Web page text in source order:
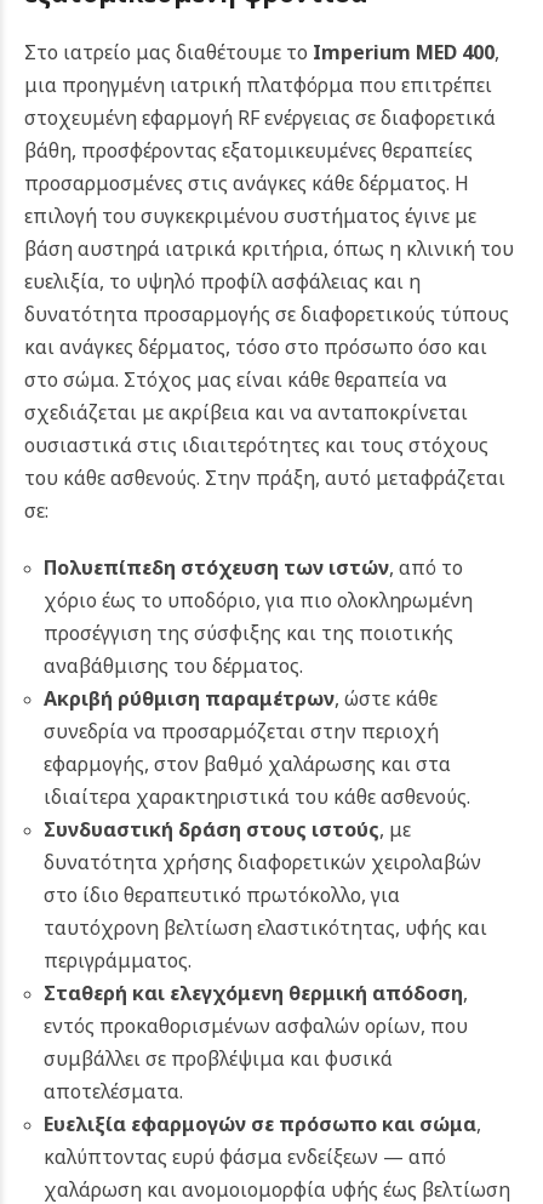
Στο ιατρείο μας διαθέτουμε το Imperium MED 400,
μια προηγμένη ιατρική πλατφόρμα που επιτρέπει
στοχευμένη εφαρμογή RF ενέργειας σε διαφορετικά
βάθη, προσφέροντας εξατομικευμένες θεραπείες
προσαρμοσμένες στις ανάγκες κάθε δέρματος. Η
επιλογή του συγκεκριμένου συστήματος έγινε με
βάση αυστηρά ιατρικά κριτήρια, όπως η κλινική του
ευελιξία, το υψηλό προφίλ ασφάλειας και η
δυνατότητα προσαρμογής σε διαφορετικούς τύπους
και ανάγκες δέρματος, τόσο στο πρόσωπο όσο και
στο σώμα. Στόχος μας είναι κάθε θεραπεία να
σχεδιάζεται με ακρίβεια και να ανταποκρίνεται
ουσιαστικά στις ιδιαιτερότητες και τους στόχους
του κάθε ασθενούς. Στην πράξη, αυτό μεταφράζεται
σε:
Πολυεπίπεδη στόχευση των ιστών, από το
χόριο έως το υποδόριο, για πιο ολοκληρωμένη
προσέγγιση της σύσφιξης και της ποιοτικής
αναβάθμισης του δέρματος.
Ακριβή ρύθμιση παραμέτρων, ώστε κάθε
συνεδρία να προσαρμόζεται στην περιοχή
εφαρμογής, στον βαθμό χαλάρωσης και στα
ιδιαίτερα χαρακτηριστικά του κάθε ασθενούς.
Συνδυαστική δράση στους ιστούς, με
δυνατότητα χρήσης διαφορετικών χειρολαβών
στο ίδιο θεραπευτικό πρωτόκολλο, για
ταυτόχρονη βελτίωση ελαστικότητας, υφής και
περιγράμματος.
Σταθερή και ελεγχόμενη θερμική απόδοση,
εντός προκαθορισμένων ασφαλών ορίων, που
συμβάλλει σε προβλέψιμα και φυσικά
αποτελέσματα.
Ευελιξία εφαρμογών σε πρόσωπο και σώμα,
καλύπτοντας ευρύ φάσμα ενδείξεων — από
χαλάρωση και ανομοιομορφία υφής έως βελτίωση